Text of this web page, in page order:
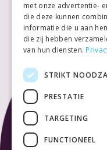
met onze advertentie-
die deze kunnen
informatie die u aan
die zij hebben
van hun diensten.
STRIKT
PRESTATIE
TARGETING
FUNCTIONEEL